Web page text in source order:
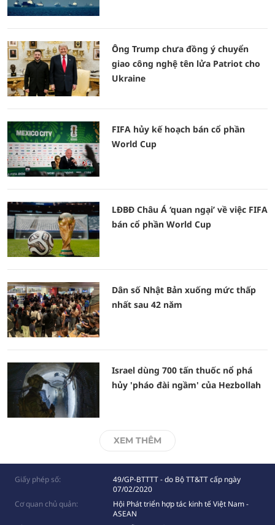
Ông Trump chưa đồng ý chuyển
giao công nghệ tên lửa Patriot cho
Ukraine
FIFA hủy kế hoạch bán cổ phần
World Cup
LĐBĐ Châu Á ‘quan ngại’ về việc FIFA
bán cổ phần World Cup
Dân số Nhật Bản xuống mức thấp
nhất sau 42 năm
Israel dùng 700 tấn thuốc nổ phá
hủy 'pháo đài ngầm' của Hezbollah
XEM THÊM
Giấy phép số:
49/GP-BTTTT - do Bộ TT&TT cấp ngày
07/02/2020
Cơ quan chủ quản:
Hội Phát triển hợp tác kinh tế Việt Nam -
ASEAN